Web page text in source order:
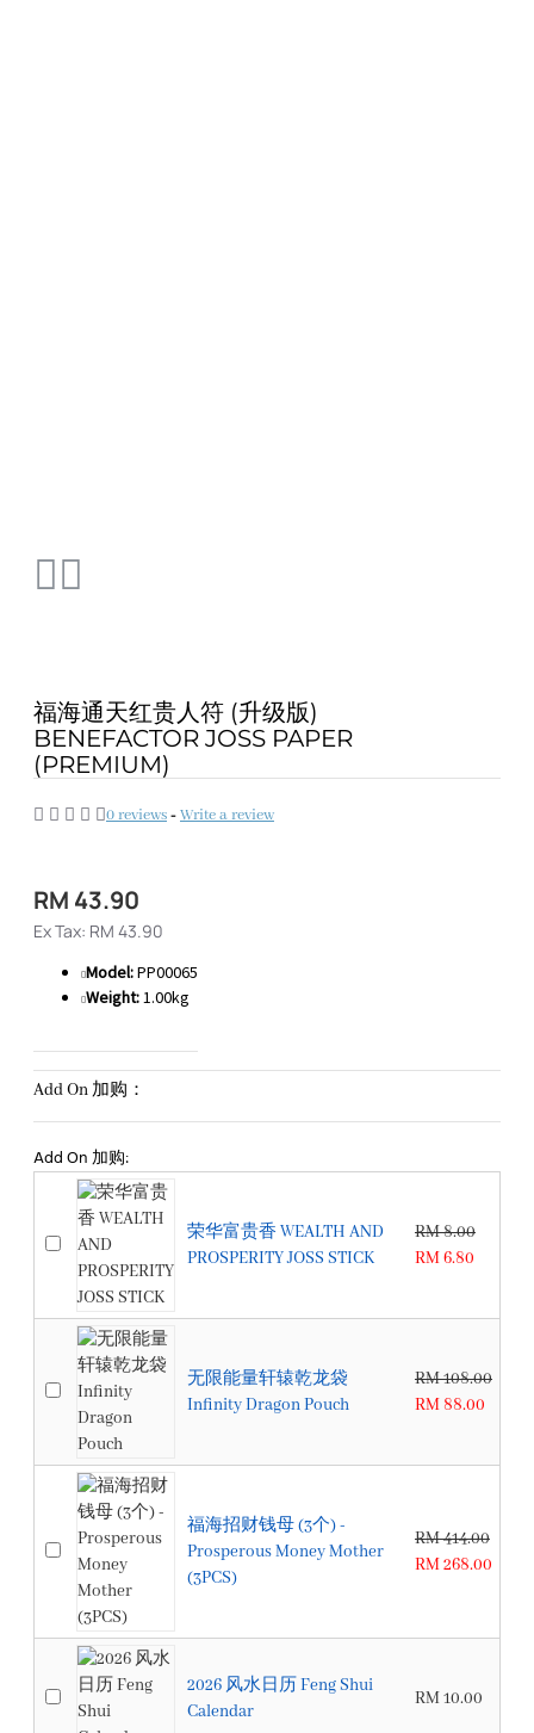
福海通天红贵人符 (升级版)
BENEFACTOR JOSS PAPER
(PREMIUM)
0 reviews-Write a review
RM 43.90
Ex Tax: RM 43.90
Model:PP00065
Weight:1.00kg
Add On 加购：
Add On 加购:
荣华富贵香 WEALTH AND
PROSPERITY JOSS STICK
RM 8.00
RM 6.80
无限能量轩辕乾龙袋
Infinity Dragon Pouch
RM 108.00
RM 88.00
福海招财钱母 (3个) -
Prosperous Money Mother
(3PCS)
RM 414.00
RM 268.00
2026 风水日历 Feng Shui
Calendar
RM 10.00